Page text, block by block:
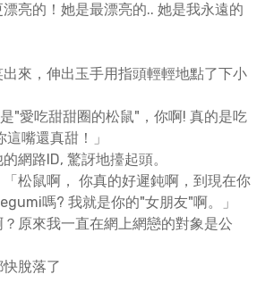
亮的！她是最漂亮的.. 她是我永遠的
來，伸出玉手用指頭輕輕地點了下小
是"愛吃甜甜圈的松鼠"，你啊! 真的是吃
嘴還真甜！」
網路ID, 驚訝地擡起頭。
松鼠啊， 你真的好遲鈍啊，到現在你
嗎? 我就是你的"女朋友"啊。」
原來我一直在網上網戀的對象是公
脫落了